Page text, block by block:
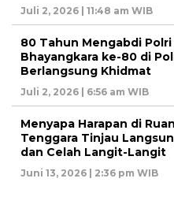
Juli 2, 2026 | 11:48 am WIB
80 Tahun Mengabdi
Bhayangkara ke-80 di
Berlangsung Khidmat
Juli 2, 2026 | 6:56 am WIB
Menyapa Harapan di
Tenggara Tinjau
dan Celah Langit-Langit
Juni 13, 2026 | 2:36 pm WIB